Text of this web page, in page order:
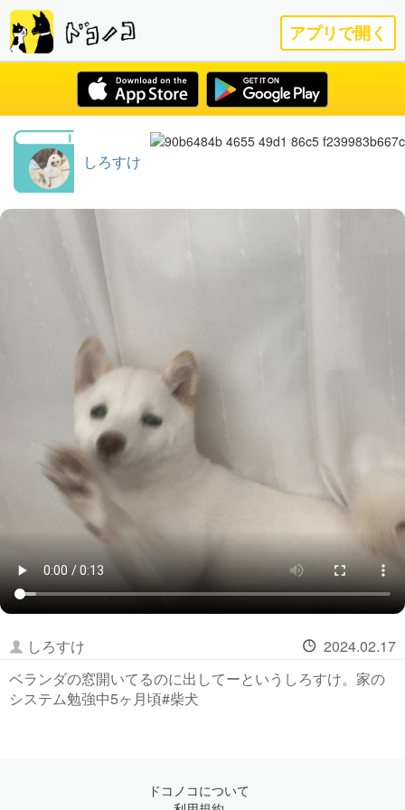
アプリで開く
しろすけ
しろすけ
2024.02.17
ベランダの窓開いてるのに出してーというしろすけ。家の
システム勉強中5ヶ月頃#柴犬
ドコノコについて